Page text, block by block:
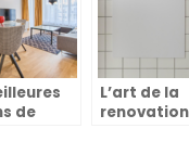
de
L’art de la